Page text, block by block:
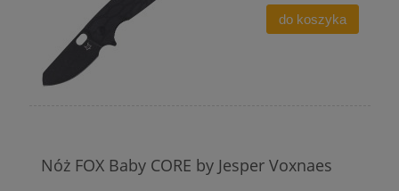
do koszyka
Nóż FOX Baby CORE by Jesper Voxnaes